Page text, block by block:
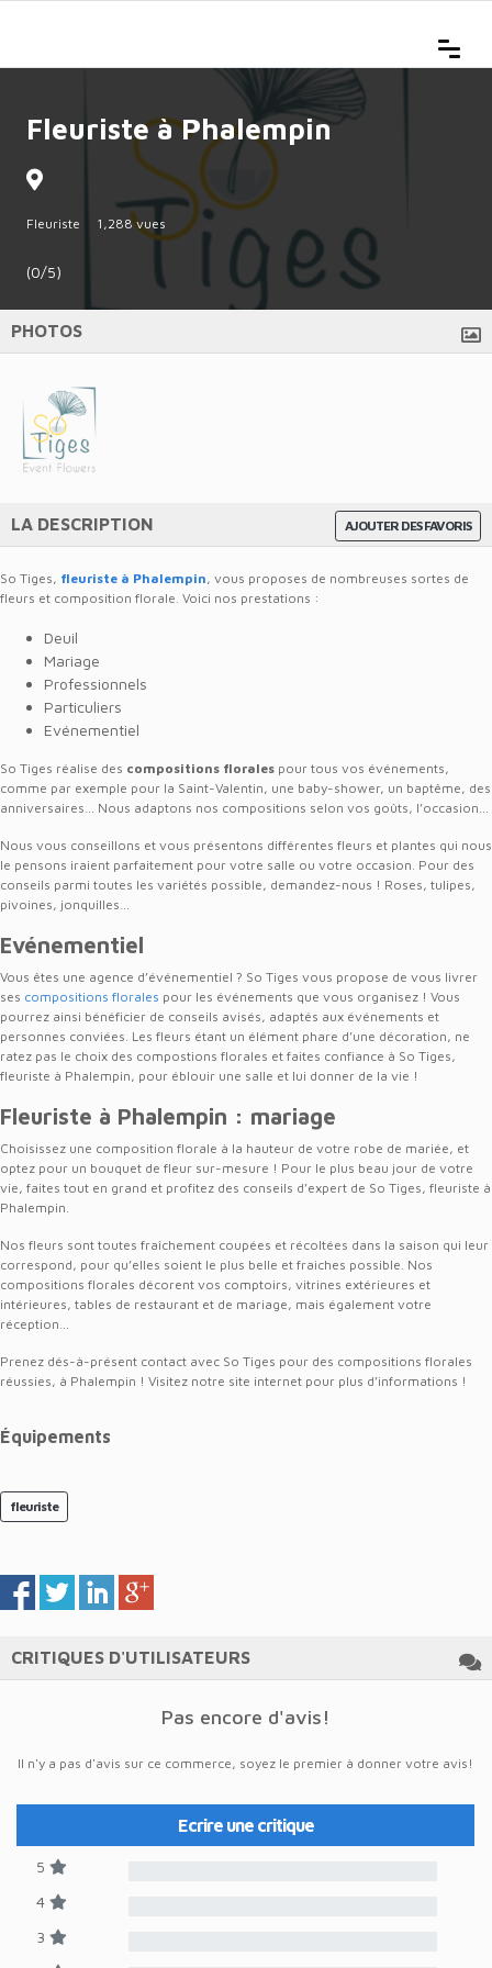
Fleuriste à Phalempin
Fleuriste 1,288 vues
(0/5)
PHOTOS
AJOUTER DES FAVORIS
LA DESCRIPTION
So Tiges, fleuriste à Phalempin, vous proposes de nombreuses sortes de
fleurs et composition florale. Voici nos prestations :
Deuil
Mariage
Professionnels
Particuliers
Evénementiel
So Tiges réalise des compositions florales pour tous vos événements,
comme par exemple pour la Saint-Valentin, une baby-shower, un baptême, des
anniversaires… Nous adaptons nos compositions selon vos goûts, l’occasion…
Nous vous conseillons et vous présentons différentes fleurs et plantes qui nous
le pensons iraient parfaitement pour votre salle ou votre occasion. Pour des
conseils parmi toutes les variétés possible, demandez-nous ! Roses, tulipes,
pivoines, jonquilles…
Evénementiel
Vous êtes une agence d’événementiel ? So Tiges vous propose de vous livrer
ses compositions florales pour les événements que vous organisez ! Vous
pourrez ainsi bénéficier de conseils avisés, adaptés aux événements et
personnes conviées. Les fleurs étant un élément phare d’une décoration, ne
ratez pas le choix des compostions florales et faites confiance à So Tiges,
fleuriste à Phalempin, pour éblouir une salle et lui donner de la vie !
Fleuriste à Phalempin : mariage
Choisissez une composition florale à la hauteur de votre robe de mariée, et
optez pour un bouquet de fleur sur-mesure ! Pour le plus beau jour de votre
vie, faites tout en grand et profitez des conseils d’expert de So Tiges, fleuriste à
Phalempin.
Nos fleurs sont toutes fraîchement coupées et récoltées dans la saison qui leur
correspond, pour qu’elles soient le plus belle et fraiches possible. Nos
compositions florales décorent vos comptoirs, vitrines extérieures et
intérieures, tables de restaurant et de mariage, mais également votre
réception…
Prenez dés-à-présent contact avec So Tiges pour des compositions florales
réussies, à Phalempin ! Visitez notre site internet pour plus d’informations !
Équipements
fleuriste
CRITIQUES D'UTILISATEURS
Pas encore d'avis!
Il n'y a pas d'avis sur ce commerce, soyez le premier à donner votre avis!
Ecrire une critique
5
4
3